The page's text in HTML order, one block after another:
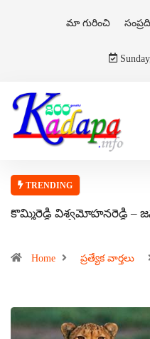
మా గురించి
TRENDING
కొమ్మిరెడ్డి విశ్వమోహనరెడ్డి
Home ప్రత్యేక వార్తలు